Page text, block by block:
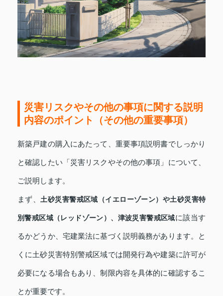
災害リスクやその他の事項に関する説明
内容のポイント（その他の重要事項）
新築戸建の購入にあたって、重要事項説明書でしっかり
と確認したい「災害リスクやその他の事項」について、
ご説明します。
まず、 土砂災害警戒区域（イエローゾーン）や土砂災害特
別警戒区域（レッドゾーン）、津波災害警戒区域に該当す
るかどうか、宅建業法に基づく説明義務があります。と
くに土砂災害特別警戒区域では開発行為や建築に許可が
必要になる場合もあり、制限内容を具体的に確認するこ
とが重要です。